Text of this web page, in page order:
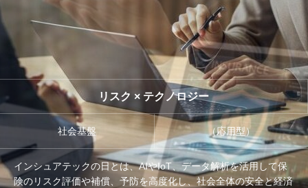
協議会
リスク × テクノロジー
社会基盤 （応用型）
インシュアテックの日とは、AIやIoT、データ解析を活用して保
険のリスク評価や補償、予防を高度化し、社会全体の安全と経済